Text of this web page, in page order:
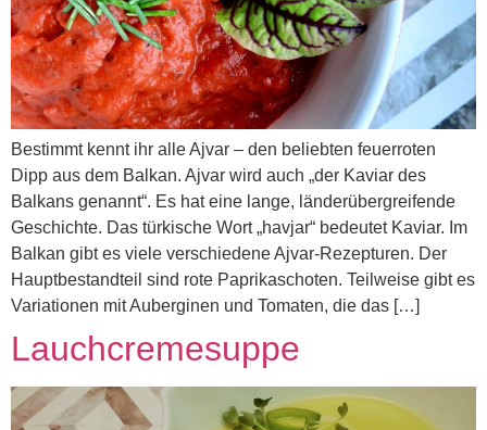
Bestimmt kennt ihr alle Ajvar – den beliebten feuerroten
Dipp aus dem Balkan. Ajvar wird auch „der Kaviar des
Balkans genannt“. Es hat eine lange, länderübergreifende
Geschichte. Das türkische Wort „havjar“ bedeutet Kaviar. Im
Balkan gibt es viele verschiedene Ajvar-Rezepturen. Der
Hauptbestandteil sind rote Paprikaschoten. Teilweise gibt es
Variationen mit Auberginen und Tomaten, die das […]
Lauchcremesuppe